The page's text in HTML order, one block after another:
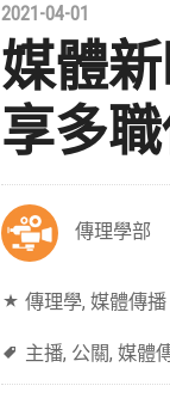
2021-04-01
媒體
享多
傳理學部
傳理學, 媒體傳播
主播, 公關, 媒體